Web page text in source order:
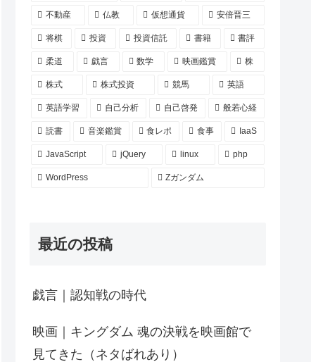
不動産 仏教 仮想通貨 安倍晋三
将棋 投資 投資信託 書籍 書評
柔道 戯言 数学 映画鑑賞 株
株式 株式投資 競馬 英語
英語学習 自己分析 自己啓発 般若心経
読書 音楽鑑賞 食レポ 食事 IaaS
JavaScript jQuery linux php
WordPress Zガンダム
最近の投稿
戯言｜認知戦の時代
映画｜キングダム 魂の決戦を映画館で
見てきた（ネタばれあり）